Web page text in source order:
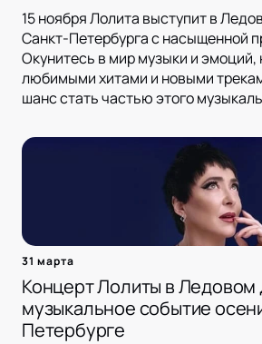
15 ноября Лолита выступит в
Санкт-Петербурга с насыщенной
Окунитесь в мир музыки и
любимыми хитами и новыми
шанс стать частью этого
31 марта
Концерт Лолиты в
музыкальное событие
Петербурге